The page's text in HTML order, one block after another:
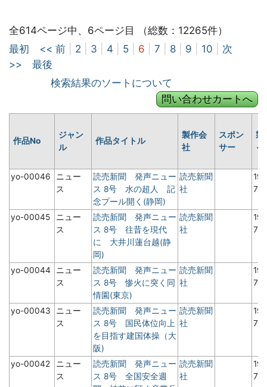
全614ページ中、6ページ目 （総数：12265件）
最初
<< 前 2 3 4 5 6 7 8 9 10
次
>>
最後
検索結果のソートについて
作品No
ジャン
ル
作品タイトル
製作会
社
スポン
サー
製
yo-00046
ニュー
ス
読売新聞 発声ニュー
ス 8号 水の超人 記
念プール開く(静岡)
読売新聞
社
7
yo-00045
ニュー
ス
読売新聞 発声ニュー
ス 8号 往昔を現代
に 大井川蓮台越(静
岡)
読売新聞
社
7
yo-00044
ニュー
ス
読売新聞 発声ニュー
ス 8号 惨火に突く同
情園(東京)
読売新聞
社
7
yo-00043
ニュー
ス
読売新聞 発声ニュー
ス 8号 国民体位向上
を目指す建国体操（大
阪)
読売新聞
社
7
yo-00042
ニュー
ス
読売新聞 発声ニュー
ス 8号 全国安全週
読売新聞
社
7